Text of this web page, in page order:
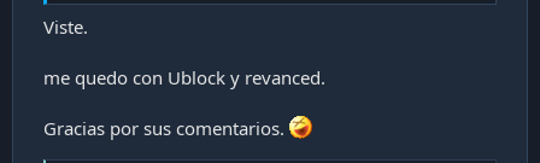
Viste.
me quedo con Ublock y revanced.
Gracias por sus comentarios.